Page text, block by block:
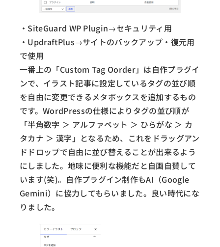
・SiteGuard WP Plugin→セキュリティ用
・UpdraftPlus→サイトのバックアップ・復元用
で使用
一番上の「Custom Tag Oorder」は自作プラグイ
ンで、イラスト記事に設定しているタグの並び順
を自由に変更できるメタボックスを追加するもの
です。WordPressの仕様によりタグの並び順が
「半角数字 ＞ アルファベット ＞ ひらがな ＞ カ
タカナ ＞ 漢字」となるため、これをドラッグアン
ドドロップで自由に並び替えることが出来るよう
にしました。地味に便利な機能だと自画自賛して
います(笑)。自作プラグイン制作もAI（Google
Gemini）に協力してもらいました。良い時代にな
りました。